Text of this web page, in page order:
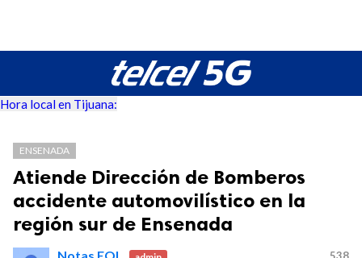
Hora local en Tijuana:
ENSENADA
Atiende Dirección de Bomberos
accidente automovilístico en la
región sur de Ensenada
Notas EOL
538